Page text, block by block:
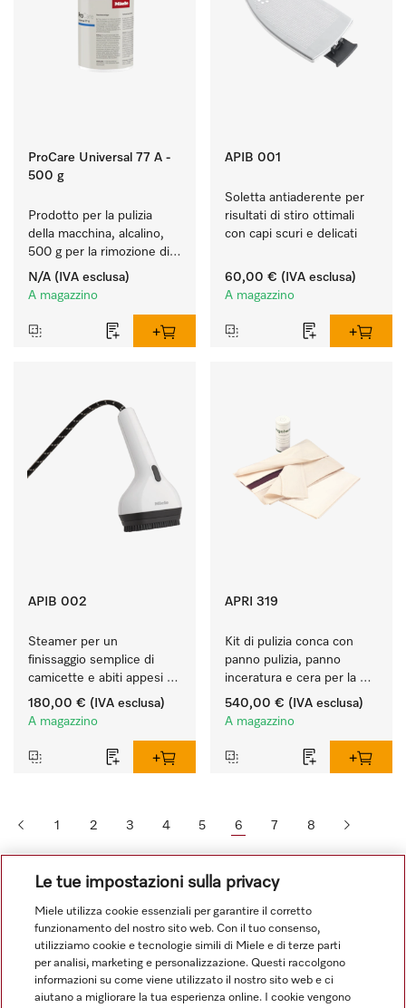
ProCare Universal 77 A -
500 g
Prodotto per la pulizia
della macchina, alcalino,
500 g per la rimozione di
depositi di amido ostinati.
N/A (IVA esclusa)
A magazzino
APIB 001
Soletta antiaderente per
risultati di stiro ottimali
con capi scuri e delicati
60,00 € (IVA esclusa)
A magazzino
APIB 002
Steamer per un
finissaggio semplice di
camicette e abiti appesi
sulle grucce.
180,00 € (IVA esclusa)
A magazzino
APRI 319
Kit di pulizia conca con
panno pulizia, panno
inceratura e cera per la
cura ottimale della conca.
540,00 € (IVA esclusa)
A magazzino
1 2 3 4 5 6 7 8
Le tue impostazioni sulla privacy
Miele utilizza cookie essenziali per garantire il corretto
funzionamento del nostro sito web. Con il tuo consenso,
utilizziamo cookie e tecnologie simili di Miele e di terze parti
per analisi, marketing e personalizzazione. Questi raccolgono
informazioni su come viene utilizzato il nostro sito web e ci
aiutano a migliorare la tua esperienza online. I cookie vengono